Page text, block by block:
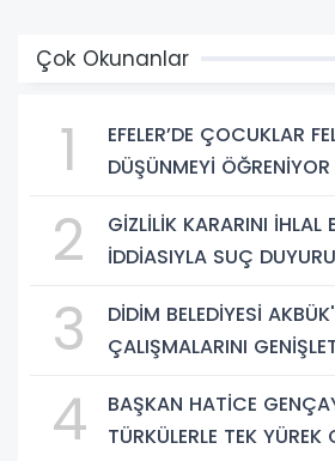
Çok Okunanlar
1
EFELER’DE ÇOCUKLAR
DÜŞÜNMEYİ ÖĞRENİYOR
2
GİZLİLİK KARARINI İHLAL
İDDİASIYLA SUÇ
3
DİDİM BELEDİYESİ
ÇALIŞMALARINI
4
BAŞKAN HATİCE
TÜRKÜLERLE TEK YÜREK